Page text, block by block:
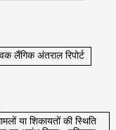
लैंगिक अंतराल रिपोर्ट
या शिकायतों की स्थिति